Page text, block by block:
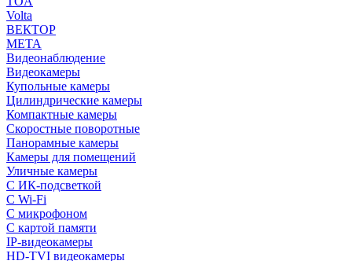
Volta
ВЕКТОР
МЕТА
Видеонаблюдение
Видеокамеры
Купольные камеры
Цилиндрические камеры
Компактные камеры
Скоростные поворотные
Панорамные камеры
Камеры для помещений
Уличные камеры
С ИК-подсветкой
С Wi-Fi
С микрофоном
С картой памяти
IP-видеокамеры
HD-TVI видеокамеры